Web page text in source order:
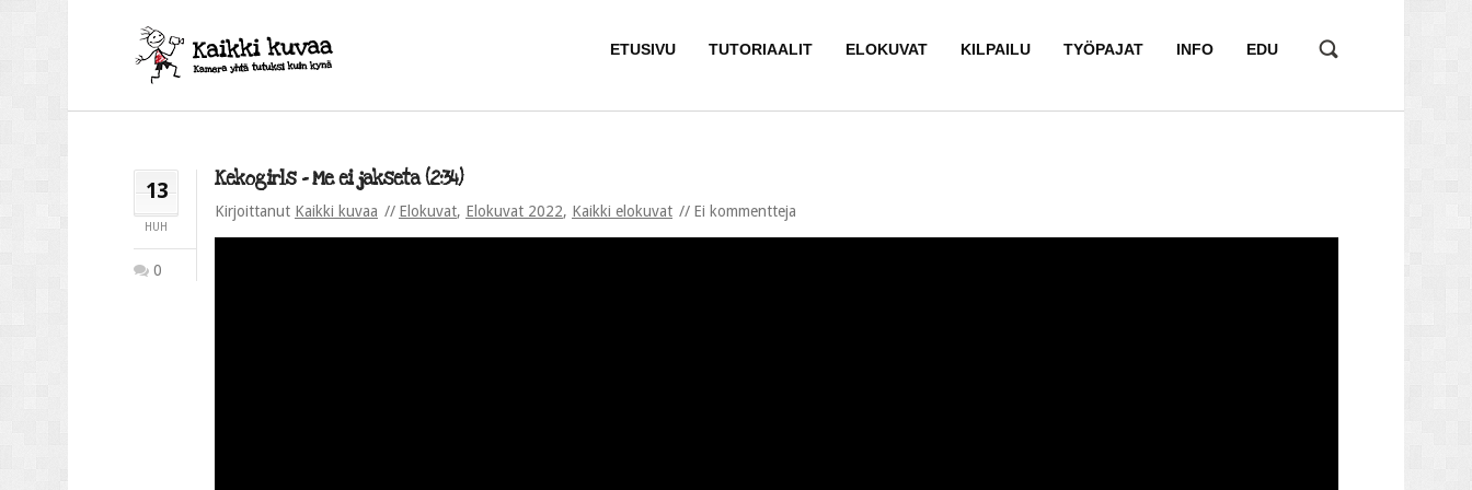
ETUSIVU TUTORIAALIT ELOKUVAT KILPAILU TYÖPAJAT INFO EDU
13
HUH
0
Kekogirls – Me ei jakseta (2:34)
Kirjoittanut Kaikki kuvaa Elokuvat, Elokuvat 2022, Kaikki elokuvat Ei kommentteja